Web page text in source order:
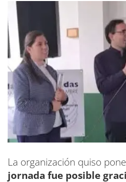
La organización quiso
jornada fue posible